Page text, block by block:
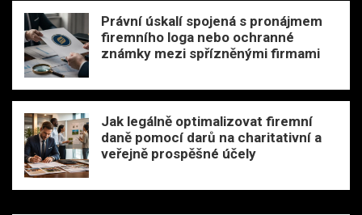
Právní úskalí spojená s pronájmem
firemního loga nebo ochranné
známky mezi spřízněnými firmami
Jak legálně optimalizovat firemní
daně pomocí darů na charitativní a
veřejně prospěšné účely